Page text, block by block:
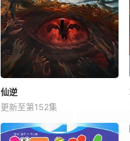
仙逆
更新至第152集